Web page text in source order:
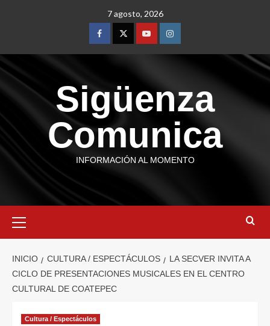
7 agosto, 2026
Sigüenza
Comunica
INFORMACIÓN AL MOMENTO
INICIO CULTURA / ESPECTÁCULOS
LA SECVER INVITA A
CICLO DE PRESENTACIONES MUSICALES EN EL CENTRO
CULTURAL DE COATEPEC
Cultura / Espectáculos